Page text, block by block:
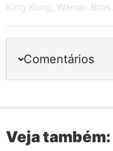
King Kong , Warner Bros.
Comentários
Veja também: